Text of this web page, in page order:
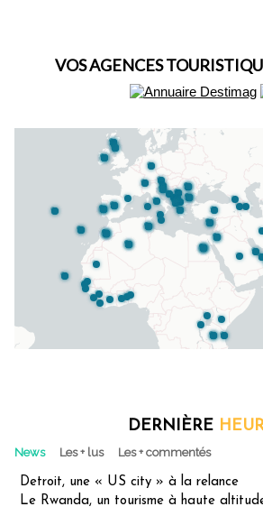
VOS AGENCES
DERNIÈRE
News Les + lus Les + commentés
Detroit, une « US city » à la relance
Le Rwanda, un tourisme à haute